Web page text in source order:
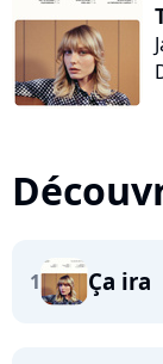
1 Ça ira